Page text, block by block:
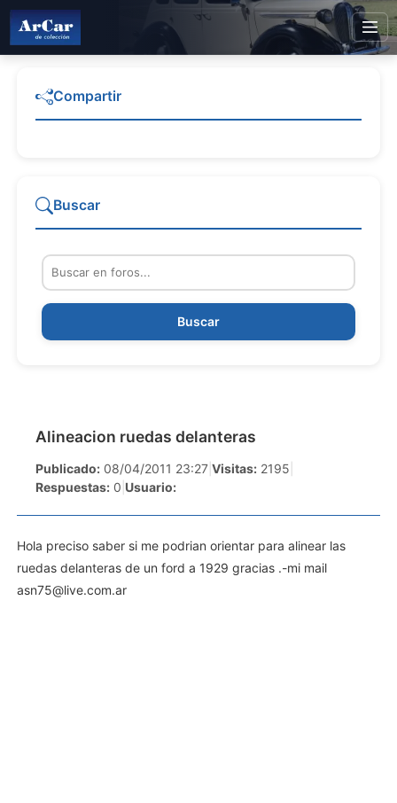
Alineacion ruedas delanteras
Publicado: 08/04/2011 23:27 Visitas: 2195
Respuestas: 0 Usuario:
Hola preciso saber si me podrian orientar para alinear las
ruedas delanteras de un ford a 1929 gracias .-mi mail
asn75@live.com.ar
Compartir
Buscar
Buscar